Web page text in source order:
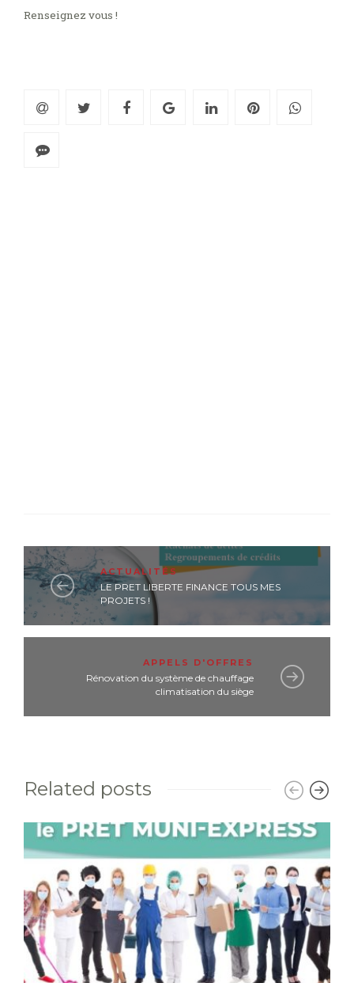
Renseignez vous !
ACTUALITÉS
LE PRET LIBERTE FINANCE TOUS MES
PROJETS !
APPELS D'OFFRES
Rénovation du système de chauffage
climatisation du siège
Related posts